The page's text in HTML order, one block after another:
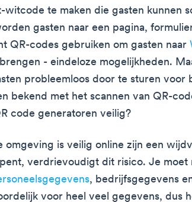
te maken die gasten kunnen
gasten naar een pagina,
QR-codes gebruiken om gasten naar
- eindeloze mogelijkheden.
probleemloos door te sturen voor
bekend met het scannen van QR-
code generatoren veilig?
omgeving is veilig online zijn een
verdrievoudigt dit risico. Je moet
, bedrijfsgegevens
voor heel veel gegevens, dus